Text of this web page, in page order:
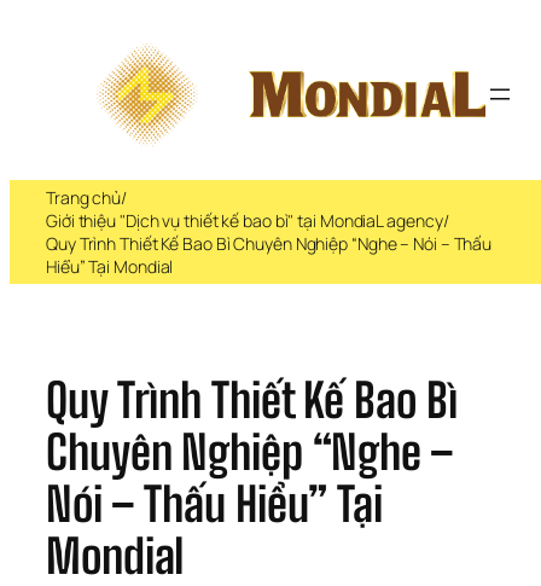
Trang chủ/
Giới thiệu "Dịch vụ thiết kế bao bì" tại MondiaL agency/
Quy Trình Thiết Kế Bao Bì Chuyên Nghiệp “Nghe – Nói – Thấu
Hiểu” Tại Mondial
Quy Trình Thiết Kế Bao Bì
Chuyên Nghiệp “Nghe –
Nói – Thấu Hiểu” Tại
Mondial